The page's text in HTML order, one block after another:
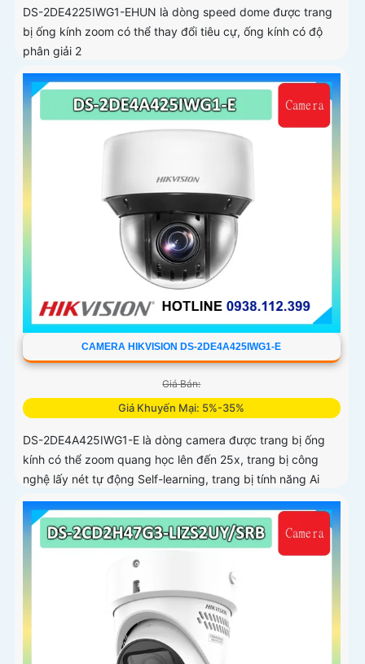
DS-2DE4225IWG1-EHUN là dòng speed dome được trang
bị ống kính zoom có thể thay đổi tiêu cự, ống kính có độ
phân giải 2
CAMERA HIKVISION DS-2DE4A425IWG1-E
Giá Bán:
Giá Khuyến Mại: 5%-35%
DS-2DE4A425IWG1-E là dòng camera được trang bị ống
kính có thể zoom quang học lên đến 25x, trang bị công
nghệ lấy nét tự động Self-learning, trang bị tính năng Ai
nhận diện chính xác tích hợp AcuSearch khi kết hợp chung
với đầu ghi hình, nhìn ban đêm bằng hồng ngoại 50m